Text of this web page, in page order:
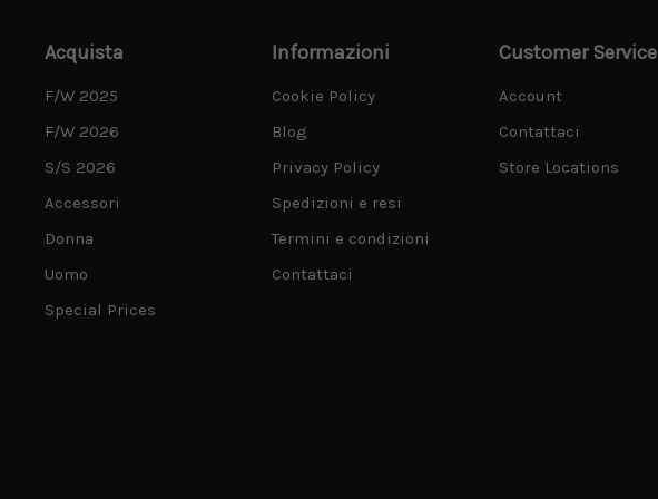
Acquista
F/W 2025
F/W 2026
S/S 2026
Accessori
Donna
Uomo
Special Prices
Informazioni
Cookie Policy
Blog
Privacy Policy
Spedizioni e resi
Termini e condizioni
Contattaci
Customer Service
Account
Contattaci
Store Locations